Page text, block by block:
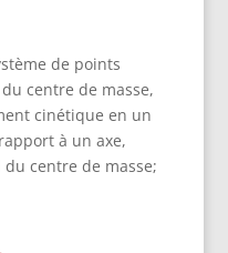
de points
centre de masse,
cinétique en un
à un axe,
centre de masse;